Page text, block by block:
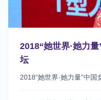
2018“她世界·她力
坛
2018“她世界·她力量”中